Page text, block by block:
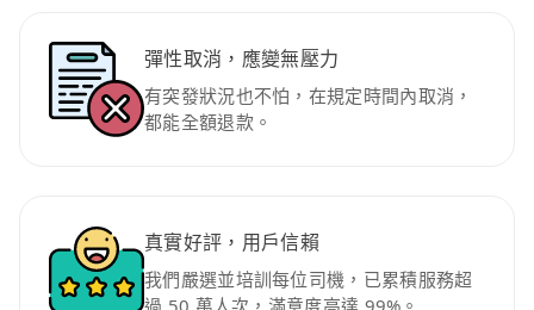
彈性取消，應變無壓力
有突發狀況也不怕，在規定時間內取消，
都能全額退款。
真實好評，用戶信賴
我們嚴選並培訓每位司機，已累積服務超